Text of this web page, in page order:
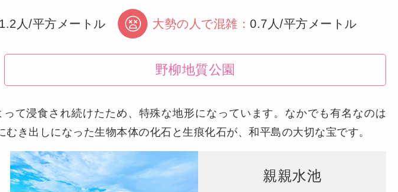
人/平方メートル 大勢の人で混雑：0.7人/平方メートル
野柳地質公園
て浸食され続けたため、特殊な地形になっています。なかでも有名なのは
き出しになった生物本体の化石と生痕化石が、和平島の大切な宝です。
親親水池